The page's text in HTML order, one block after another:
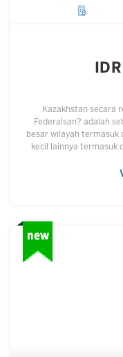
Kazakhstan secara
Federalsan? adalah
besar wilayah termasuk
kecil lainnya termasuk